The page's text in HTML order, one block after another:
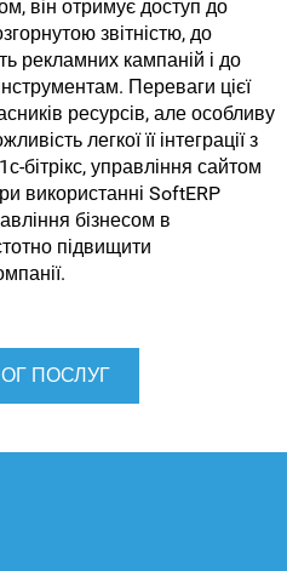
він отримує доступ до
звітністю, до
рекламних кампаній і до
Переваги цієї
ресурсів, але особливу
легкої її інтеграції з
бітрікс, управління сайтом
використанні SoftERP
бізнесом в
підвищити
ПОСЛУГ